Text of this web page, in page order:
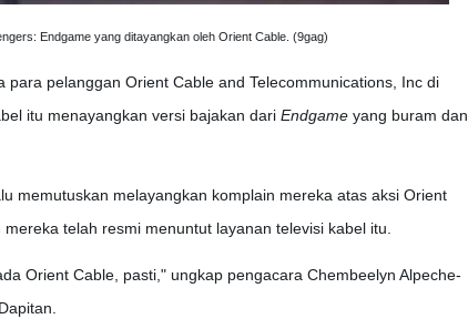
Endgame yang ditayangkan oleh Orient Cable. (9gag)
para pelanggan Orient Cable and Telecommunications, Inc di
itu menayangkan versi bajakan dari Endgameyang buram dan
memutuskan melayangkan komplain mereka atas aksi Orient
telah resmi menuntut layanan televisi kabel itu.
Orient Cable, pasti," ungkap pengacara Chembeelyn Alpeche-